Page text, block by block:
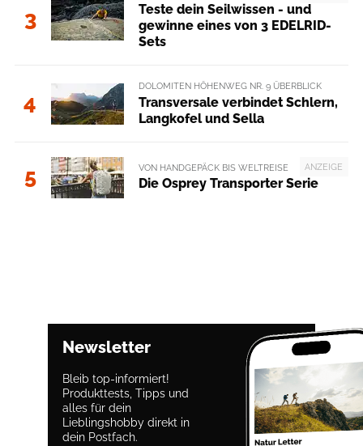
3
Teste dein Seilwissen - und
gewinne eines von 3 EDELRID-
Sets
4
DOLOMITEN HÖHENWEG NR. 9 ÜBERBLICK
Transversale verbindet Schlern,
Langkofel und Sella
5 ANZEIGE
VON HANDGEPÄCK BIS WELTREISE
Die Osprey Transporter Serie
Newsletter
Bleib top-informiert!
Produkttests, Tipps und
alles für dein
Lieblingshobby direkt in
dein Postfach.